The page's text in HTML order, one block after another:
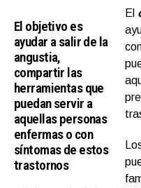
El objetivo es
ayudar a salir de la
angustia,
compartir las
herramientas que
puedan servir a
aquellas personas
enfermas o con
síntomas de estos
trastornos
El